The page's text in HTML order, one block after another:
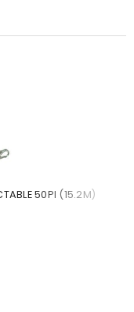
50PI (15.2M)